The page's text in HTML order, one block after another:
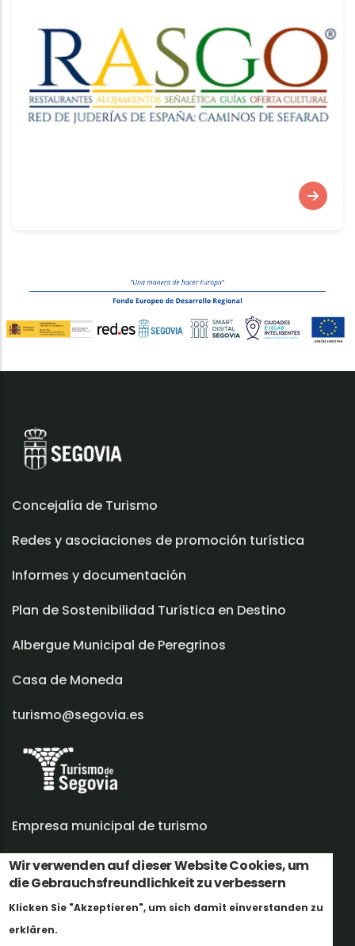
Wir verwenden auf dieser Website Cookies, um
die Gebrauchsfreundlichkeit zu verbessern
Klicken Sie "Akzeptieren", um sich damit einverstanden zu
erklären.
Concejalía de Turismo
Redes y asociaciones de promoción turística
Informes y documentación
Plan de Sostenibilidad Turística en Destino
Albergue Municipal de Peregrinos
Casa de Moneda
turismo@segovia.es
Empresa municipal de turismo
Trabaja con nosotros
Perfil del contratante